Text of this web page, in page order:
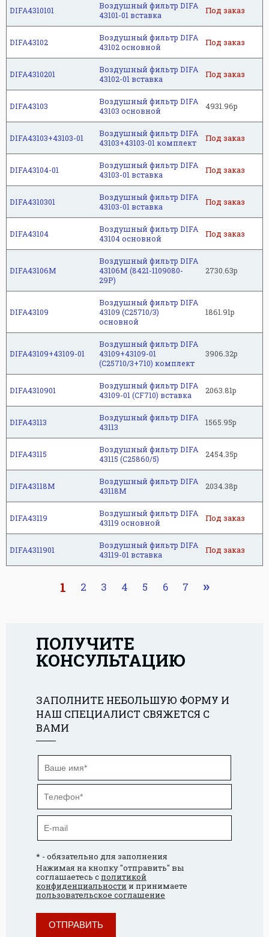
DIFA4310101
Воздушный фильтр DIFA
43101-01 вставка
Под заказ
DIFA43102
Воздушный фильтр DIFA
43102 основной
Под заказ
DIFA4310201
Воздушный фильтр DIFA
43102-01 вставка
Под заказ
DIFA43103
Воздушный фильтр DIFA
43103 основной
4931.96р
DIFA43103+43103-01
Воздушный фильтр DIFA
43103+43103-01 комплект
Под заказ
DIFA43104-01
Воздушный фильтр DIFA
43103-01 вставка
Под заказ
DIFA4310301
Воздушный фильтр DIFA
43103-01 вставка
Под заказ
DIFA43104
Воздушный фильтр DIFA
43104 основной
Под заказ
DIFA43106M
Воздушный фильтр DIFA
43106M (8421-1109080-
29Р)
2730.63р
DIFA43109
Воздушный фильтр DIFA
43109 (C25710/3)
основной
1861.91р
DIFA43109+43109-01
Воздушный фильтр DIFA
43109+43109-01
(C25710/3+710) комплект
3906.32р
DIFA4310901
Воздушный фильтр DIFA
43109-01 (CF710) вставка
2063.81р
DIFA43113
Воздушный фильтр DIFA
43113
1565.95р
DIFA43115
Воздушный фильтр DIFA
43115 (C25860/5)
2454.35р
DIFA43118M
Воздушный фильтр DIFA
43118M
2034.38р
DIFA43119
Воздушный фильтр DIFA
43119 основной
Под заказ
DIFA4311901
Воздушный фильтр DIFA
43119-01 вставка
Под заказ
1 2 3 4 5 6 7
ПОЛУЧИТЕ
КОНСУЛЬТАЦИЮ
ЗАПОЛНИТЕ НЕБОЛЬШУЮ ФОРМУ И
НАШ СПЕЦИАЛИСТ СВЯЖЕТСЯ С
ВАМИ
* - обязательно для заполнения
Нажимая на кнопку "отправить" вы
соглашаетесь сполитикой
конфиденциальности и принимаете
пользовательское соглашение
ОТПРАВИТЬ